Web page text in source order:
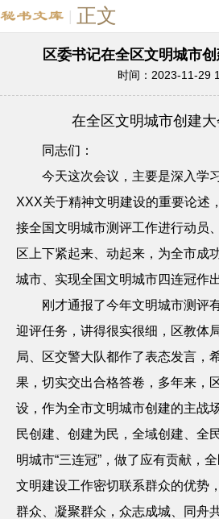
正文
区委书记在全区文明城市
时间：2023-11-29
在全区文明城市创建
同志们：
今天这次会议，主要是深入学
XXX关于精神文明建设的重要论述
接全国文明城市测评工作进行动员
区上下紧起来、动起来，为全市成
城市、实现全国文明城市四连冠作
刚才通报了今年文明城市测评
迎评任务，讲得很实很细，区教体
局、区交警大队都作了表态发言，
果，切实交出合格答卷，多年来，
设，作为全市文明城市创建的主战
民创建、创建为民，全域创建、全
明城市“三连冠”，做了应有贡献，
文明建设工作密切联系群众的优势
群众、凝聚群众，众志成城、同舟